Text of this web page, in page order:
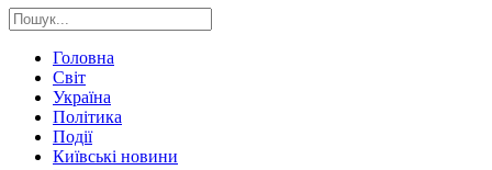
Головна
Світ
Україна
Політика
Події
Київські новини